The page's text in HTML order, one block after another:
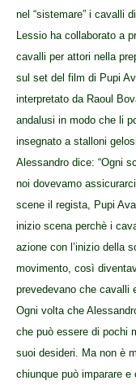
nel “sistemare” i cavalli
Lessio ha collaborato a
cavalli per attori nella
sul set del film di Pupi
interpretato da Raoul
andalusi in modo che li
insegnato a stalloni
Alessandro dice: “Ogni
noi dovevamo
scene il regista, Pupi
inizio scena perchè i
azione con l’inizio della
movimento, così
prevedevano che cavalli
Ogni volta che
che può essere di pochi
suoi desideri. Ma non è
chiunque può imparare e